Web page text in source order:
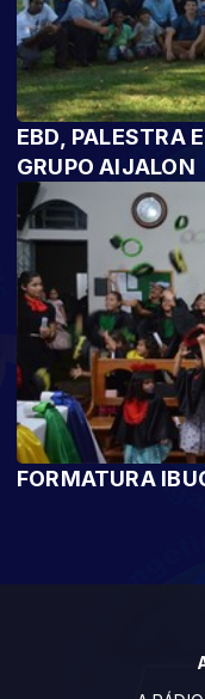
EBD, PALESTRA
GRUPO AIJALON
FORMATURA